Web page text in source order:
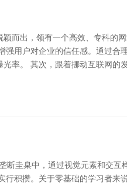
而出，领有一个高效、专科
用户对企业的信任感。通过
率。 其次，跟着挪动互联网的
圭臬中，通过视觉元素和交
积攒。关于零基础的学习者